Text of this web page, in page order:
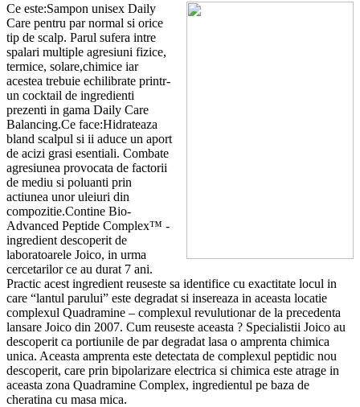
Ce este:Sampon unisex Daily
Care pentru par normal si orice
tip de scalp. Parul sufera intre
spalari multiple agresiuni fizice,
termice, solare,chimice iar
acestea trebuie echilibrate printr-
un cocktail de ingredienti
prezenti in gama Daily Care
Balancing.Ce face:Hidrateaza
bland scalpul si ii aduce un aport
de acizi grasi esentiali. Combate
agresiunea provocata de factorii
de mediu si poluanti prin
actiunea unor uleiuri din
compozitie.Contine Bio-
Advanced Peptide Complex™ -
ingredient descoperit de
laboratoarele Joico, in urma
cercetarilor ce au durat 7 ani.
Practic acest ingredient reuseste sa identifice cu exactitate locul in
care “lantul parului” este degradat si insereaza in aceasta locatie
complexul Quadramine – complexul revulutionar de la precedenta
lansare Joico din 2007. Cum reuseste aceasta ? Specialistii Joico au
descoperit ca portiunile de par degradat lasa o amprenta chimica
unica. Aceasta amprenta este detectata de complexul peptidic nou
descoperit, care prin bipolarizare electrica si chimica este atrage in
aceasta zona Quadramine Complex, ingredientul pe baza de
cheratina cu masa mica.